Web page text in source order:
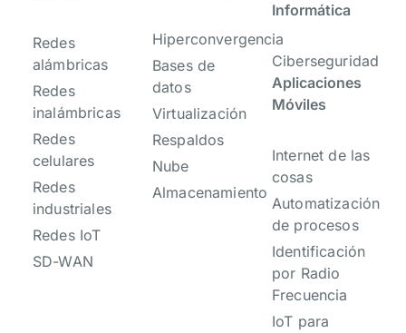
Redes
alámbricas
Redes
inalámbricas
Redes
celulares
Redes
industriales
Redes IoT
SD-WAN
Hiperconvergencia
Bases de
datos
Virtualización
Respaldos
Nube
Almacenamiento
Informática
Ciberseguridad
Aplicaciones
Móviles
Internet de las
cosas
Automatización
de procesos
Identificación
por Radio
Frecuencia
IoT para